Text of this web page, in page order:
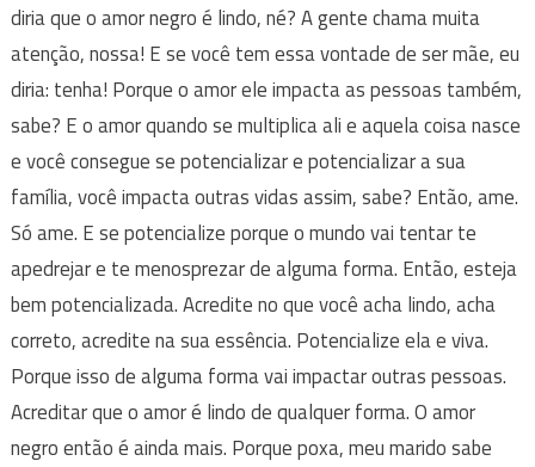
diria que o amor negro é lindo, né? A gente chama muita
atenção, nossa! E se você tem essa vontade de ser mãe, eu
diria: tenha! Porque o amor ele impacta as pessoas também,
sabe? E o amor quando se multiplica ali e aquela coisa nasce
e você consegue se potencializar e potencializar a sua
família, você impacta outras vidas assim, sabe? Então, ame.
Só ame. E se potencialize porque o mundo vai tentar te
apedrejar e te menosprezar de alguma forma. Então, esteja
bem potencializada. Acredite no que você acha lindo, acha
correto, acredite na sua essência. Potencialize ela e viva.
Porque isso de alguma forma vai impactar outras pessoas.
Acreditar que o amor é lindo de qualquer forma. O amor
negro então é ainda mais. Porque poxa, meu marido sabe